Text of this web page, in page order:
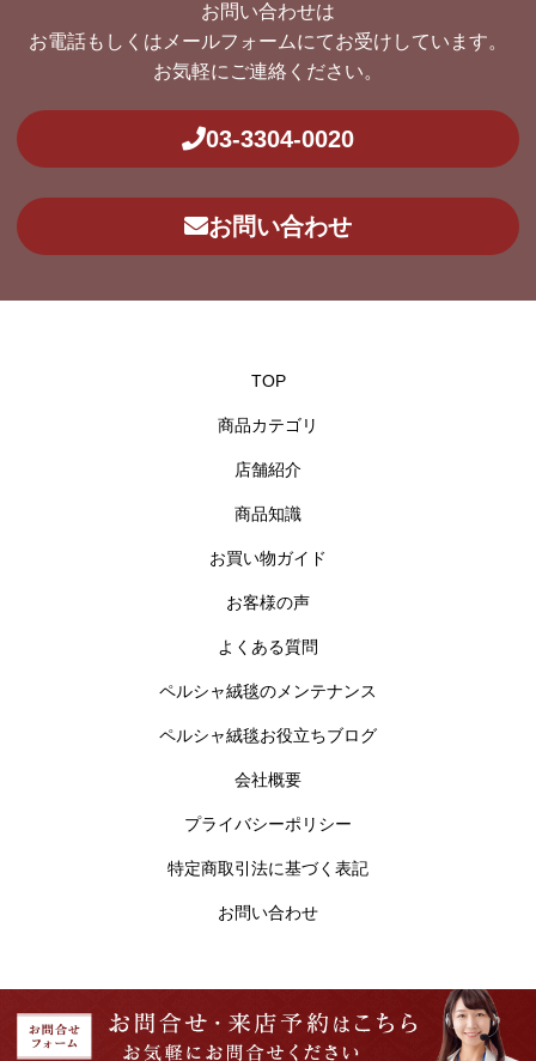
お問い合わせは
お電話もしくはメールフォームにてお受けしています。
お気軽にご連絡ください。
03-3304-0020
お問い合わせ
TOP
商品カテゴリ
店舗紹介
商品知識
お買い物ガイド
お客様の声
よくある質問
ペルシャ絨毯のメンテナンス
ペルシャ絨毯お役立ちブログ
会社概要
プライバシーポリシー
特定商取引法に基づく表記
お問い合わせ
Copyright © ペルシャ絨毯 フルーリア東京
【掲載の記事・写真・イラストなどの無断複写・転載を禁じます】